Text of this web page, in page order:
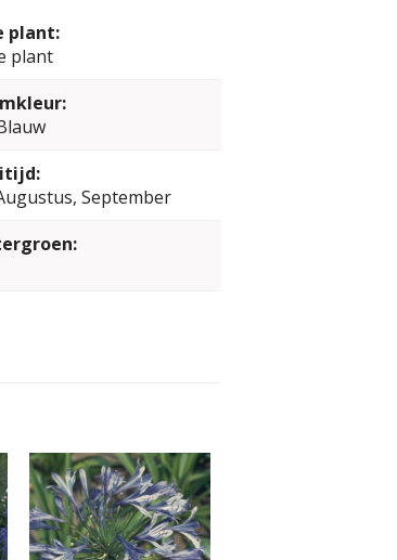
plant:
plant
September